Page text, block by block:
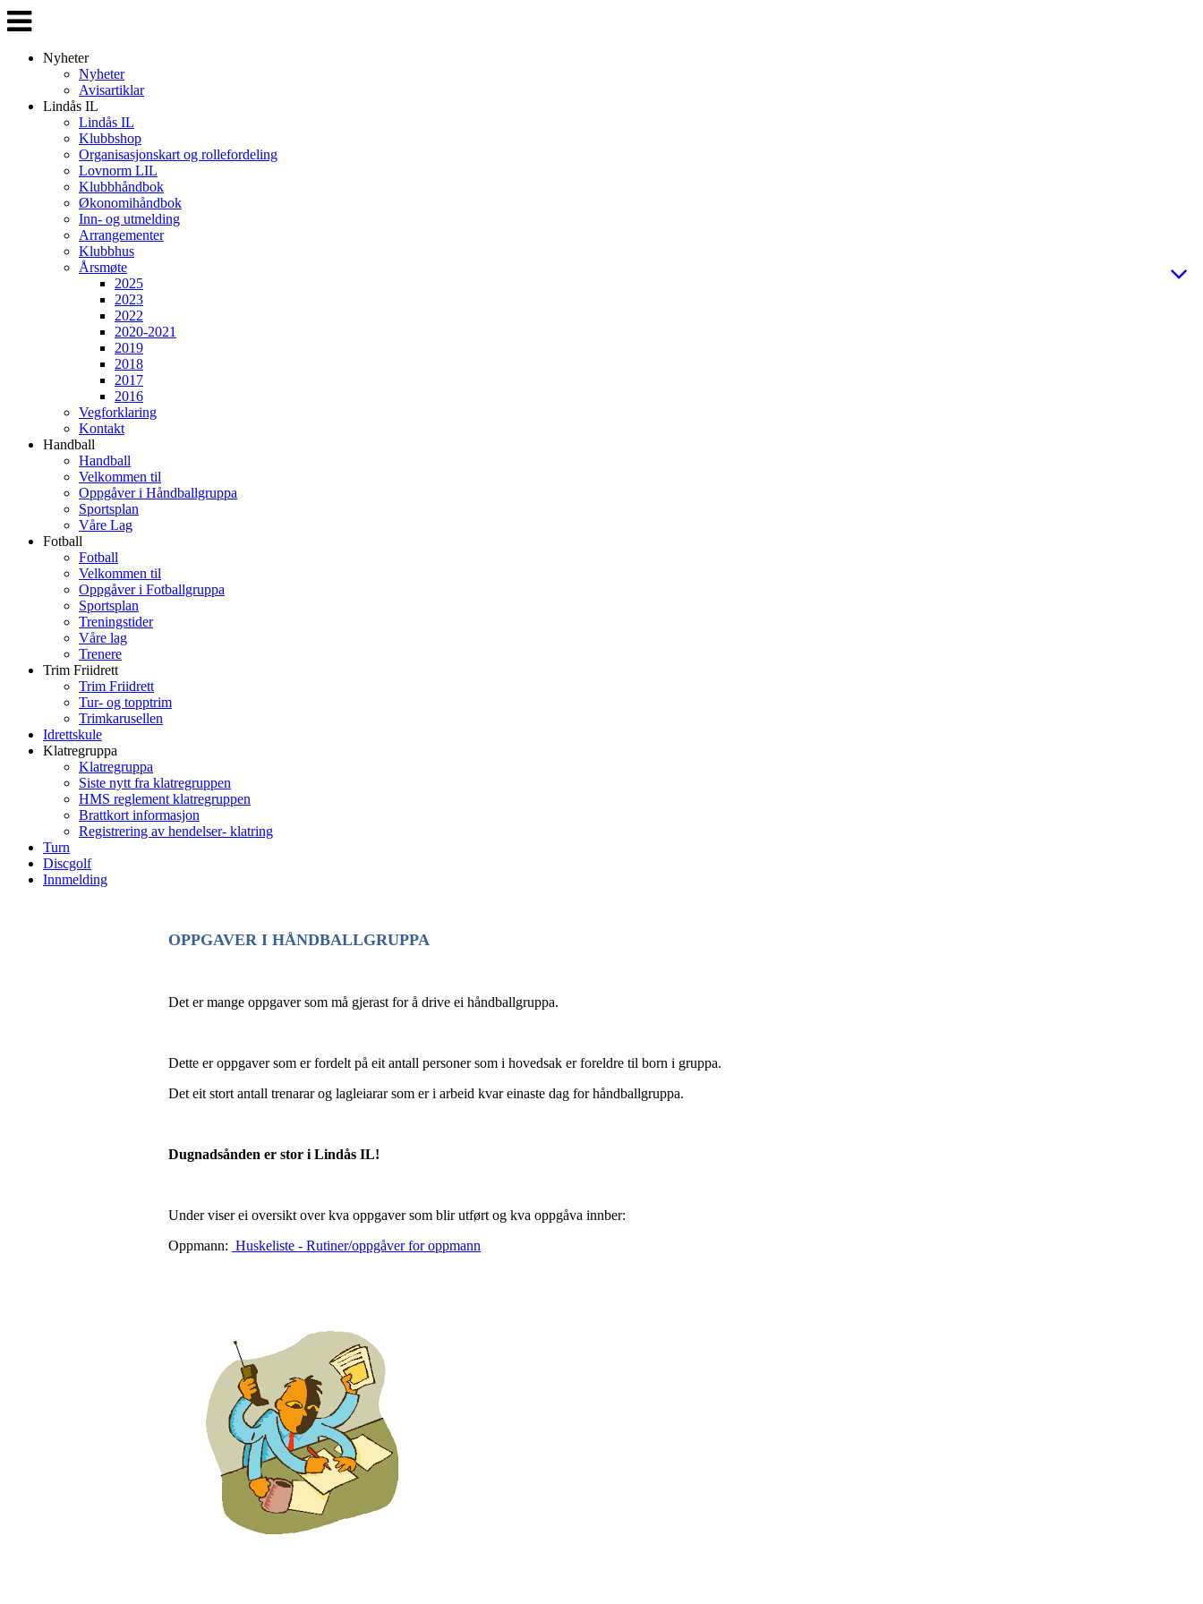
Veksle
navigasjon
Nyheter
Nyheter
Avisartiklar
Lindås IL
Lindås IL
Klubbshop
Organisasjonskart og rollefordeling
Lovnorm LIL
Klubbhåndbok
Økonomihåndbok
Inn- og utmelding
Arrangementer
Klubbhus
Årsmøte
2025
2023
2022
2020-2021
2019
2018
2017
2016
Vegforklaring
Kontakt
Handball
Handball
Velkommen til
Oppgåver i Håndballgruppa
Sportsplan
Våre Lag
Fotball
Fotball
Velkommen til
Oppgåver i Fotballgruppa
Sportsplan
Treningstider
Våre lag
Trenere
Trim Friidrett
Trim Friidrett
Tur- og topptrim
Trimkarusellen
Idrettskule
Klatregruppa
Klatregruppa
Siste nytt fra klatregruppen
HMS reglement klatregruppen
Brattkort informasjon
Registrering av hendelser- klatring
Turn
Discgolf
Innmelding
OPPGAVER I HÅNDBALLGRUPPA
Det er mange oppgaver som må gjerast for å drive ei håndballgruppa.
Dette er oppgaver som er fordelt på eit antall personer som i hovedsak er foreldre til born i gruppa.
Det eit stort antall trenarar og lagleiarar som er i arbeid kvar einaste dag for håndballgruppa.
Dugnadsånden er stor i Lindås IL!
Under viser ei oversikt over kva oppgaver som blir utført og kva oppgåva innber:
Oppmann: Huskeliste - Rutiner/oppgåver for oppmann